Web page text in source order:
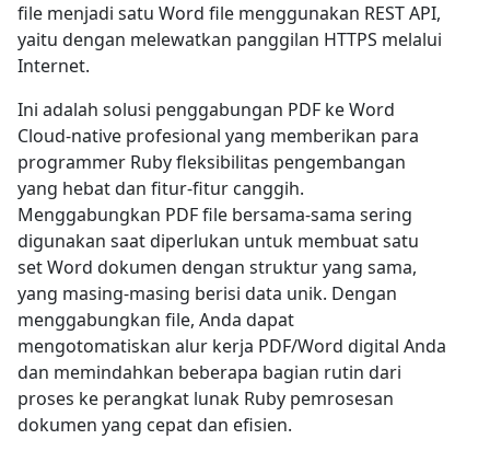
file menjadi satu Word file menggunakan REST API,
yaitu dengan melewatkan panggilan HTTPS melalui
Internet.
Ini adalah solusi penggabungan PDF ke Word
Cloud-native profesional yang memberikan para
programmer Ruby fleksibilitas pengembangan
yang hebat dan fitur-fitur canggih.
Menggabungkan PDF file bersama-sama sering
digunakan saat diperlukan untuk membuat satu
set Word dokumen dengan struktur yang sama,
yang masing-masing berisi data unik. Dengan
menggabungkan file, Anda dapat
mengotomatiskan alur kerja PDF/Word digital Anda
dan memindahkan beberapa bagian rutin dari
proses ke perangkat lunak Ruby pemrosesan
dokumen yang cepat dan efisien.